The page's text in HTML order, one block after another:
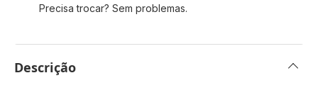
Precisa trocar? Sem problemas.
Descrição